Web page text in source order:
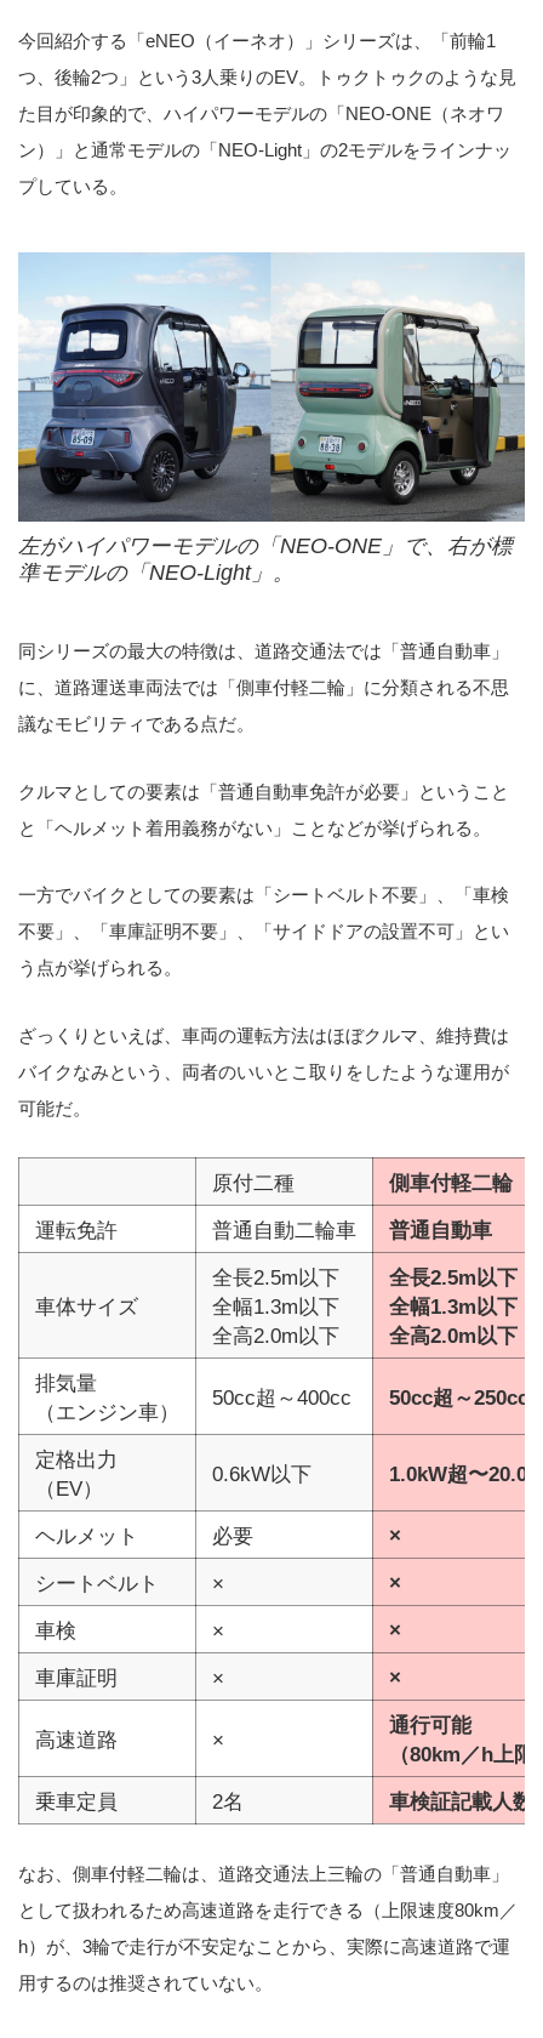
今回紹介する「eNEO（イーネオ）」シリーズは、「前輪1
つ、後輪2つ」という3人乗りのEV。トゥクトゥクのような見
た目が印象的で、ハイパワーモデルの「NEO-ONE（ネオワ
ン）」と通常モデルの「NEO-Light」の2モデルをラインナッ
プしている。
左がハイパワーモデルの「NEO-ONE」で、右が標
準モデルの「NEO-Light」。
同シリーズの最大の特徴は、道路交通法では「普通自動車」
に、道路運送車両法では「側車付軽二輪」に分類される不思
議なモビリティである点だ。
クルマとしての要素は「普通自動車免許が必要」ということ
と「ヘルメット着用義務がない」ことなどが挙げられる。
一方でバイクとしての要素は「シートベルト不要」、「車検
不要」、「車庫証明不要」、「サイドドアの設置不可」とい
う点が挙げられる。
ざっくりといえば、車両の運転方法はほぼクルマ、維持費は
バイクなみという、両者のいいとこ取りをしたような運用が
可能だ。
原付二種
側車付軽二輪
運転免許
普通自動二輪車 普通自動車
車体サイズ
全長2.5m以下
全幅1.3m以下
全高2.0m以下
全長2.5m以下
全幅1.3m以下
全高2.0m以下
排気量
（エンジン車）
50cc超～400cc 50cc超～250cc
定格出力
（EV）
0.6kW以下 1.0kW超〜
ヘルメット 必要
×
シートベルト
×
×
車検
×
×
車庫証明
× ×
高速道路 ×
通行可能
（80km／h上限
乗車定員
2名 車検証記載人数
なお、側車付軽二輪は、道路交通法上三輪の「普通自動車」
として扱われるため高速道路を走行できる（上限速度80km／
h）が、3輪で走行が不安定なことから、実際に高速道路で運
用するのは推奨されていない。